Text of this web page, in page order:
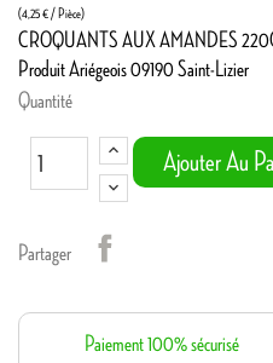
(4,25 € / Pièce)
CROQUANTS AUX AMANDES
Produit Ariégeois 09190 Saint-Lizier
Quantité
Ajouter Au
Partager
Paiement 100% sécurisé